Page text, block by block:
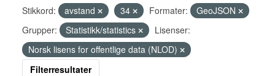
Stikkord: avstand 34 Formater:
GeoJSON
Grupper:
Statistikk/statistics
Lisenser:
Norsk lisens for offentlige data (NLOD)
Filterresultater